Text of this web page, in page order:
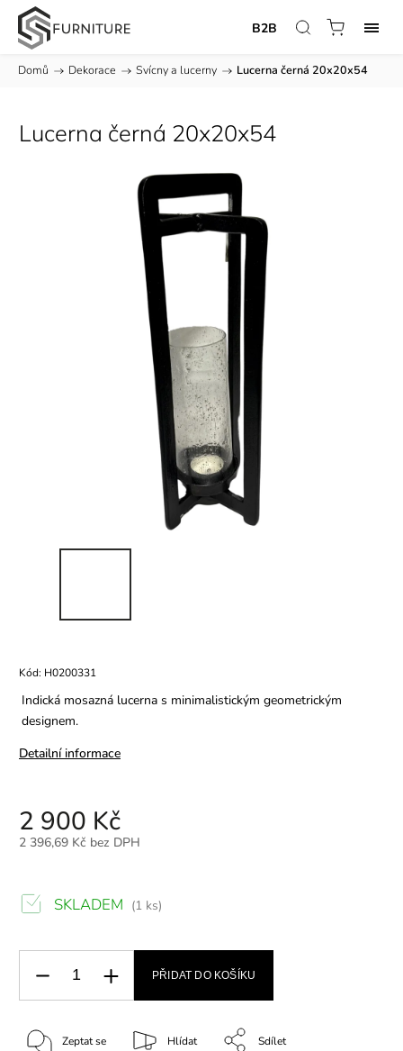
B2B
Domů / Dekorace / Svícny a lucerny / Lucerna černá 20x20x54
Lucerna černá 20x20x54
Kód: H0200331
Indická mosazná lucerna s minimalistickým geometrickým
designem.
Detailní informace
2 900 Kč
2 396,69 Kč bez DPH
SKLADEM (1 ks)
PŘIDAT DO KOŠÍKU
Zeptat se Hlídat Sdílet